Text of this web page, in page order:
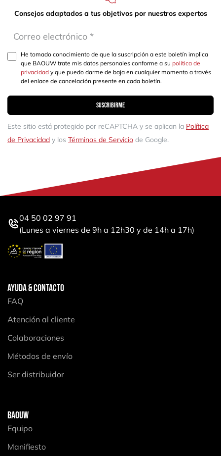
Consejos adaptados a tus objetivos por nuestros expertos
He tomado conocimiento de que la suscripción a este boletín implica
que BAOUW trate mis datos personales conforme a su política de
privacidad y que puedo darme de baja en cualquier momento a través
del enlace de cancelación presente en cada boletín.
Suscribirme
Este sitio está protegido por reCAPTCHA y se aplican la Política
de Privacidad y los Términos de Servicio de Google.
04 50 02 97 91
(Lunes a viernes de 9h a 12h30 y de 14h a 17h)
AYUDA & CONTACTO
FAQ
Atención al cliente
Colaboraciones
Métodos de envío
Ser distribuidor
BAOUW
Equipo
Manifiesto